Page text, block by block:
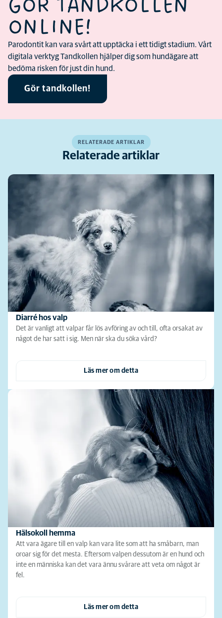
GÖR TANDKOLLEN
ONLINE!
Parodontit kan vara svårt att upptäcka i ett tidigt stadium. Vårt
digitala verktyg Tandkollen hjälper dig som hundägare att
bedöma risken för just din hund.
Gör tandkollen!
RELATERADE ARTIKLAR
Relaterade artiklar
Diarré hos valp
Det är vanligt att valpar får lös avföring av och till, ofta orsakat av
något de har satt i sig. Men när ska du söka vård?
Läs mer om detta
Hälsokoll hemma
Att vara ägare till en valp kan vara lite som att ha småbarn, man
oroar sig för det mesta. Eftersom valpen dessutom är en hund och
inte en människa kan det vara ännu svårare att veta om något är
fel.
Läs mer om detta